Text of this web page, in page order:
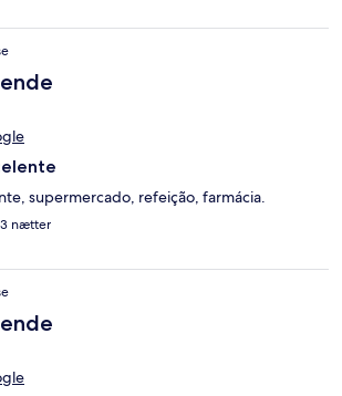
supermercado, refeição, farmácia.
3 nætter